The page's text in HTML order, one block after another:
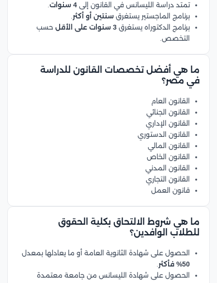
تمتد دراسة الليسانس في القانون إلى 4 سنوات
برنامج الماجستير يستغرق سنتين أو أكثر
برنامج الدكتوراه يستغرق 3 سنوات على الأقل
حسب
التخصص.
ما هي أفضل تخصصات القانون للدراسة
في مصر؟
القانون العام
القانون الجنائي
القانون الإداري
القانون الدستوري
القانون المالي
القانون الخاص
القانون المدني
القانون التجاري
قانون العمل
ما هي شروط الالتحاق بكلية الحقوق
للطلاب الوافدين؟
الحصول على شهادة الثانوية العامة أو ما يعادلها بمعدل
50% فأكثر
الحصول على شهادة الليسانس من جامعة معتمدة